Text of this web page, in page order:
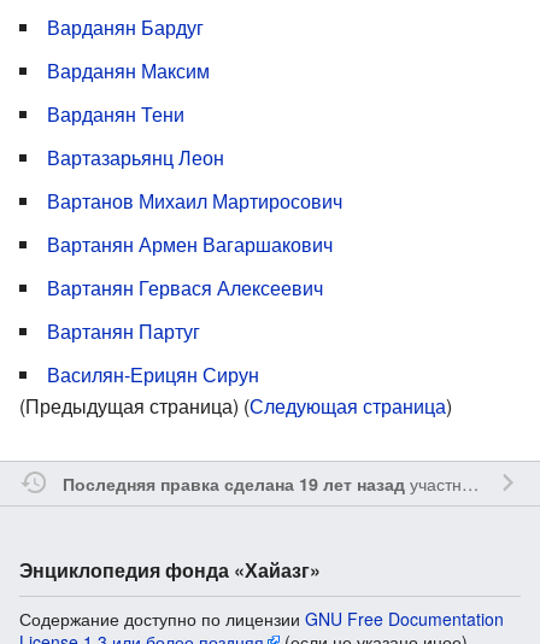
Варданян Бардуг
Варданян Максим
Варданян Тени
Вартазарьянц Леон
Вартанов Михаил Мартиросович
Вартанян Армен Вагаршакович
Вартанян Гервася Алексеевич
Вартанян Партуг
Василян-Ерицян Сирун
(Предыдущая страница) (Следующая страница)
Последняя правка сделана 19 лет назадучастником
Энциклопедия фонда «Хайазг»
Содержание доступно по лицензии GNU Free Documentation